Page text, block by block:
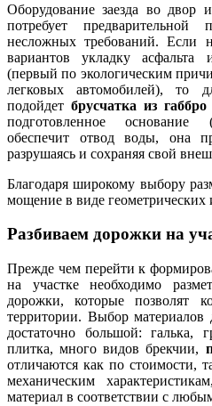
Оборудование заезда во двор
потребует
несложных требований. Если
вариантов укладку асфальта
(первый по экологическим
легковых автомобилей), то
подойдет брусчатка из габбро
подготовленное
обеспечит отвод воды, она
разрушаясь и сохраняя свой
Благодаря широкому выбору
мощение в виде геометрических
Разбиваем дорожки на
Прежде чем перейти к
на участке необходимо
дорожки, которые позволят
территории. Выбор материалов
достаточно большой: галька,
плитка, много видов брекчии,
отличаются как по стоимости,
механическим
материал в соответствии с